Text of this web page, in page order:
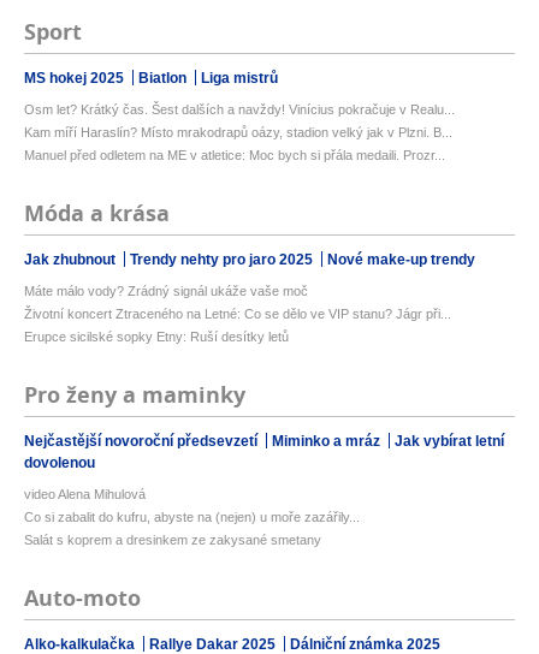
Sport
MS hokej 2025 Biatlon Liga mistrů
Osm let? Krátký čas. Šest dalších a navždy! Vinícius pokračuje v Realu...
Kam míří Haraslín? Místo mrakodrapů oázy, stadion velký jak v Plzni. B...
Manuel před odletem na ME v atletice: Moc bych si přála medaili. Prozr...
Móda a krása
Jak zhubnout Trendy nehty pro jaro 2025 Nové make-up trendy
Máte málo vody? Zrádný signál ukáže vaše moč
Životní koncert Ztraceného na Letné: Co se dělo ve VIP stanu? Jágr při...
Erupce sicilské sopky Etny: Ruší desítky letů
Pro ženy a maminky
Nejčastější novoroční předsevzetí Miminko a mráz
Jak vybírat letní
dovolenou
video Alena Mihulová
Co si zabalit do kufru, abyste na (nejen) u moře zazářily...
Salát s koprem a dresinkem ze zakysané smetany
Auto-moto
Alko-kalkulačka Rallye Dakar 2025 Dálniční známka 2025